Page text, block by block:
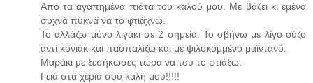
Από τα αγαπημένα πιάτα του καλού μου. Με βάζει κι εμένα
συχνά πυκνά να το φτιάχνω.
To αλλάζω μόνο λιγάκι σε 2 σημεία. Το σβήνω με λίγο ούζο
αντί κονιάκ και πασπαλίζω και με ψιλοκομμένο μαϊντανό.
Μαράκι με ξεσήκωσες τώρα να του το φτιάξω.
Γειά στα χέρια σου καλή μου!!!!!